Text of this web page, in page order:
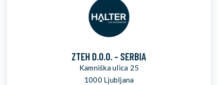
ZTEH D.O.O. - SERBIA
Kamniška ulica 25
1000 Ljubljana